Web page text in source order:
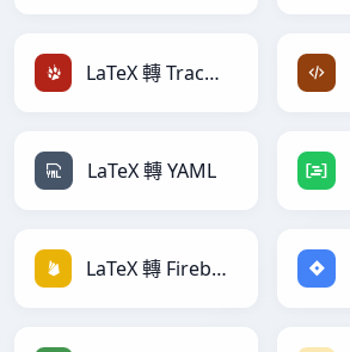
LaTeX 轉 TracWiki
LaTeX 轉 YAML
LaTeX 轉 Firebase